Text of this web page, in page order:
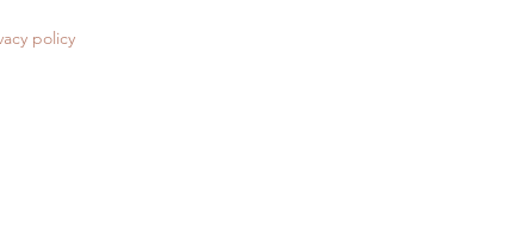
policy